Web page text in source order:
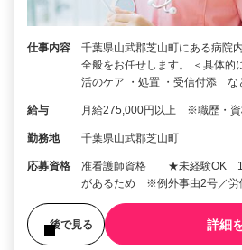
仕事内容
千葉県山武郡芝山町にある病院
全般をお任せします。 ＜具体的
活のケア ・処置 ・受信付添
給与 月給275,000円以上 ※職歴・資
勤務地 千葉県山武郡芝山町
応募資格
准看護師資格 ★未経験OK 18
があるため ※例外事由2号／労
後で見る 詳細